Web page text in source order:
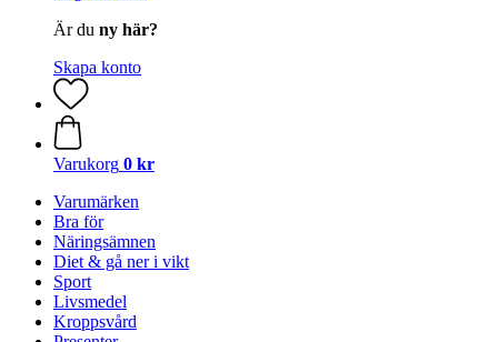
Är du ny här?
Skapa konto
Varukorg 0 kr
Varumärken
Bra för
Näringsämnen
Diet & gå ner i vikt
Sport
Livsmedel
Kroppsvård